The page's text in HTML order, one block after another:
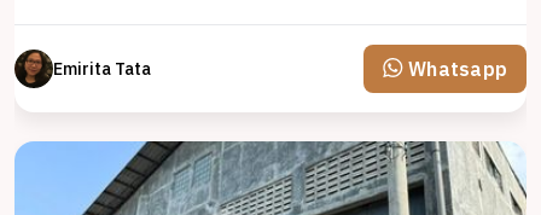
Emirita Tata Whatsapp